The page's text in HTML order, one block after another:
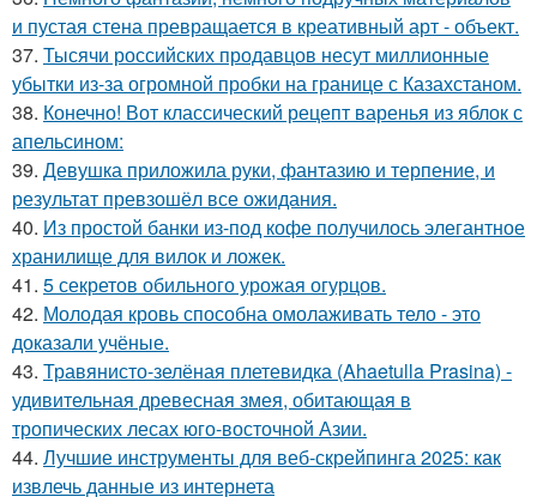
и пустая стена превращается в креативный арт - объект.
37. Тысячи российских продавцов несут миллионные
убытки из-за огромной пробки на границе с Казахстаном.
38. Конечно! Вот классический рецепт варенья из яблок с
апельсином:
39. Девушка приложила руки, фантазию и терпение, и
результат превзошёл все ожидания.
40. Из простой банки из-под кофе получилось элегантное
хранилище для вилок и ложек.
41. 5 секретов обильного урожая огурцов.
42. Молодая кровь способна омолаживать тело - это
доказали учёные.
43. Травянисто-зелёная плетевидка (Ahaetulla Prasina) -
удивительная древесная змея, обитающая в
тропических лесах юго-восточной Азии.
44. Лучшие инструменты для веб-скрейпинга 2025: как
извлечь данные из интернета